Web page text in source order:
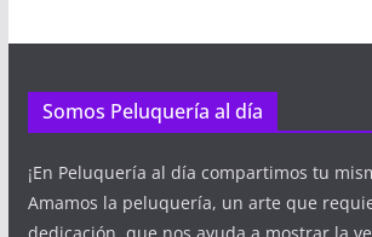
Somos Peluquería al día
¡En Peluquería al día compartimos tu
Amamos la peluquería, un arte que